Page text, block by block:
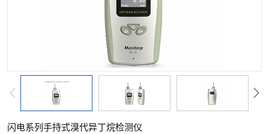
闪电系列手持式溴代异丁烷检测仪